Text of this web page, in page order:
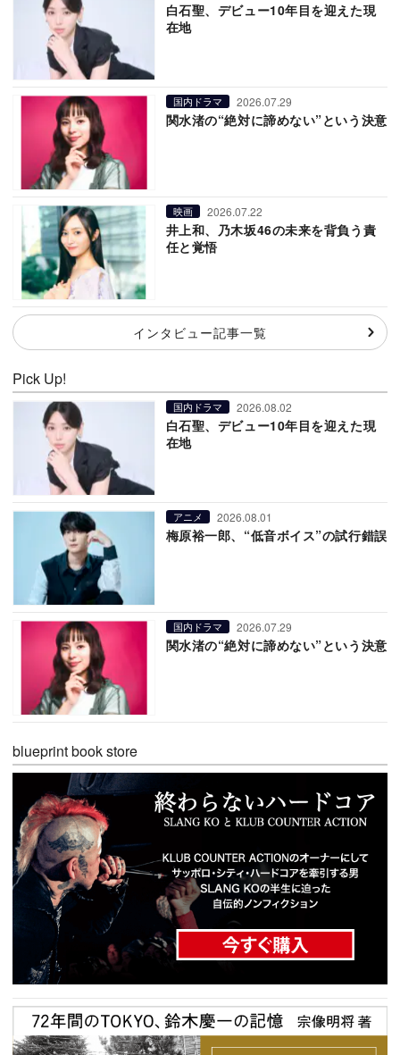
白石聖、デビュー10年目を迎えた現
在地
国内ドラマ 2026.07.29
関水渚の“絶対に諦めない”という決意
映画 2026.07.22
井上和、乃木坂46の未来を背負う責
任と覚悟
インタビュー記事一覧
Pick Up!
国内ドラマ 2026.08.02
白石聖、デビュー10年目を迎えた現
在地
アニメ 2026.08.01
梅原裕一郎、“低音ボイス”の試行錯誤
国内ドラマ 2026.07.29
関水渚の“絶対に諦めない”という決意
blueprint book store